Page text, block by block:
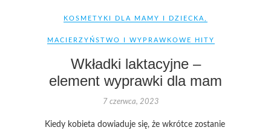
KOSMETYKI DLA MAMY I DZIECKA
MACIERZYŃSTWO I WYPRAWKOWE HITY
Wkładki laktacyjne –
element wyprawki dla mam
7 czerwca, 2023
Kiedy kobieta dowiaduje się, że wkrótce zostanie